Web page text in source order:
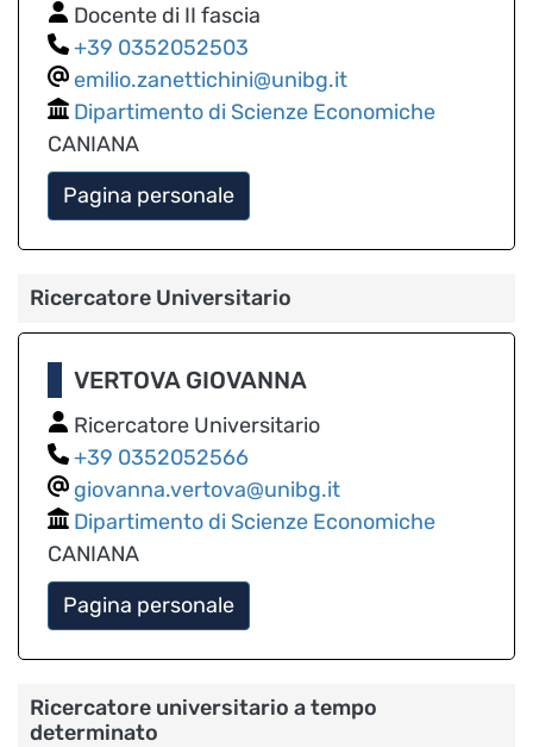
Docente di II fascia
0352052503
emilio.zanettichini@unibg.it
Dipartimento di Scienze Economiche
CANIANA
Pagina personale
Ricercatore Universitario
VERTOVA GIOVANNA
Ricercatore Universitario
0352052566
giovanna.vertova@unibg.it
Dipartimento di Scienze Economiche
CANIANA
Pagina personale
Ricercatore universitario a tempo
determinato